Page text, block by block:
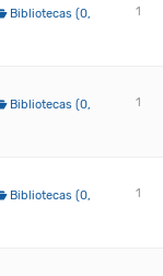
Bibliotecas (0,
1
Bibliotecas (0,
1
Bibliotecas (0,
1